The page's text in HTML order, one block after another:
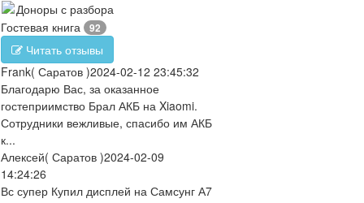
Доноры с разбора
Гостевая книга
92
Читать отзывы
Frank( Саратов )2024-02-12 23:45:32
Благодарю Вас, за оказанное
гостеприимство Брал АКБ на Xiaomi.
Сотрудники вежливые, спасибо им АКБ
к...
Алексей( Саратов )2024-02-09
14:24:26
Вс супер Купил дисплей на Самсунг А7